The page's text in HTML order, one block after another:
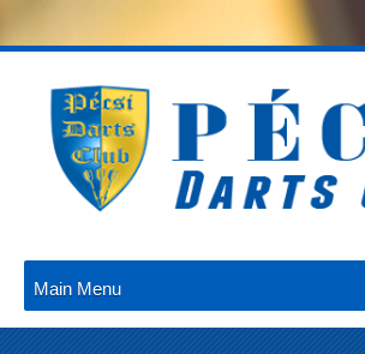
Main Menu